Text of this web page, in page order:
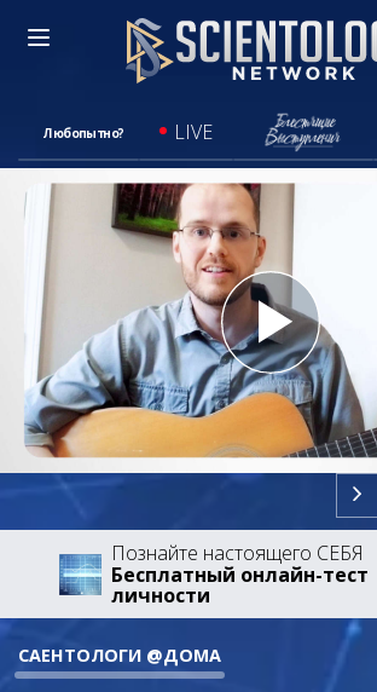
Любопытно? LIVE
Play
Video
Познайте настоящего СЕБЯ
Бесплатный онлайн-тест
личности
САЕНТОЛОГИ @ДОМА